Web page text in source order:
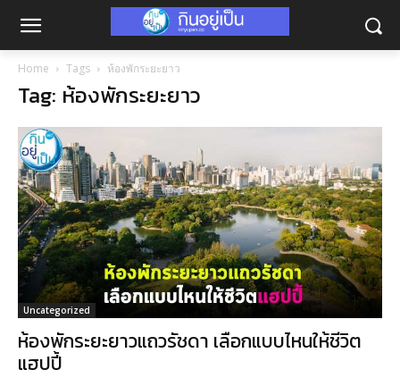
Home Tags ห้องพักระยะยาว
Tag: ห้องพักระยะยาว
Uncategorized
ห้องพักระยะยาวแถวรัชดา เลือกแบบไหนให้ชีวิต
แฮปปี้